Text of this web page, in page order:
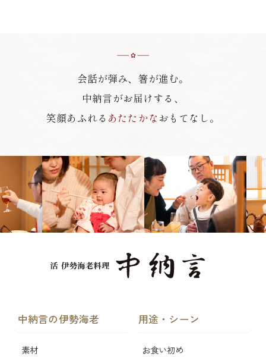
会話が弾み、箸が進む。
中納言がお届けする、
笑顔あふれる あたたかな おもてなし。
中納言の伊勢海老
素材
用途・シーン
お食い初め